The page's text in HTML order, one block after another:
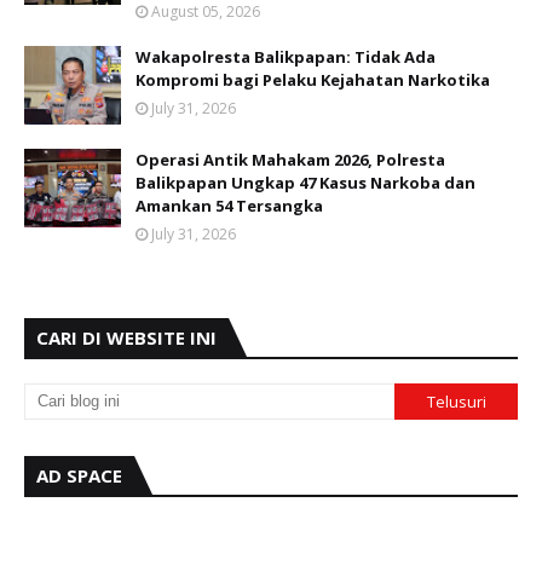
August 05, 2026
Wakapolresta Balikpapan: Tidak Ada
Kompromi bagi Pelaku Kejahatan Narkotika
July 31, 2026
Operasi Antik Mahakam 2026, Polresta
Balikpapan Ungkap 47 Kasus Narkoba dan
Amankan 54 Tersangka
July 31, 2026
CARI DI WEBSITE INI
AD SPACE